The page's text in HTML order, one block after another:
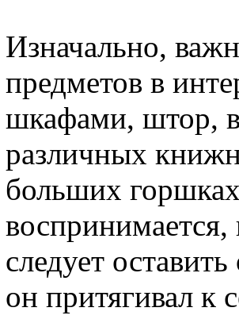
Изначально,
предметов в
шкафами, штор,
различных
больших
воспринимается,
следует
он притягивал к